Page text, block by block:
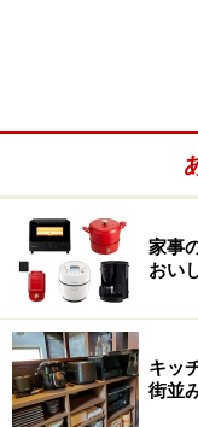
調理は簡単
いえば、切った材
を押す！ これだけ
今までは野菜を茹
でしたが、そんな
やにんじん、そら
家事
おい
キッ
街並